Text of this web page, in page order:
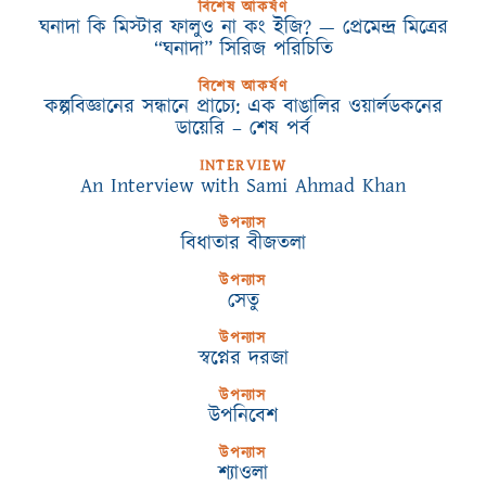
বিশেষ আকর্ষণ
ঘনাদা কি মিস্টার ফালুও না কং ইজি? — প্রেমেন্দ্র মিত্রের
“ঘনাদা” সিরিজ পরিচিতি
বিশেষ আকর্ষণ
কল্পবিজ্ঞানের সন্ধানে প্রাচ্যে: এক বাঙালির ওয়ার্লডকনের
ডায়েরি – শেষ পর্ব
INTERVIEW
An Interview with Sami Ahmad Khan
উপন্যাস
বিধাতার বীজতলা
উপন্যাস
সেতু
উপন্যাস
স্বপ্নের দরজা
উপন্যাস
উপনিবেশ
উপন্যাস
শ্যাওলা